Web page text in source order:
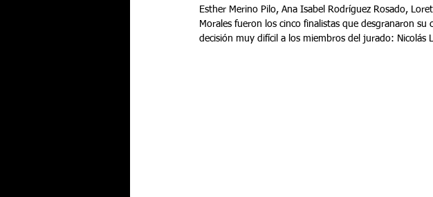
Esther Merino Pilo, Ana Isabel Rodríguez Rosado,
Morales fueron los cinco finalistas que desgranaron
decisión muy difícil a los miembros del jurado: Nicolás